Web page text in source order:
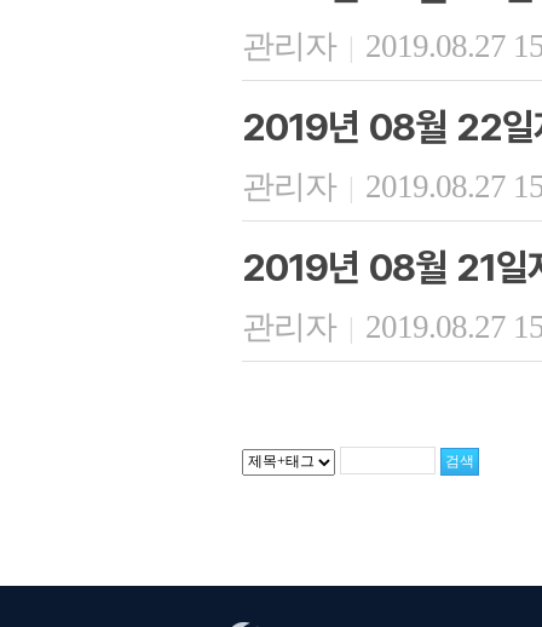
관리자 | 2019.08.27
2019년 08월 22일
관리자 | 2019.08.27
2019년 08월 21일
관리자 | 2019.08.27